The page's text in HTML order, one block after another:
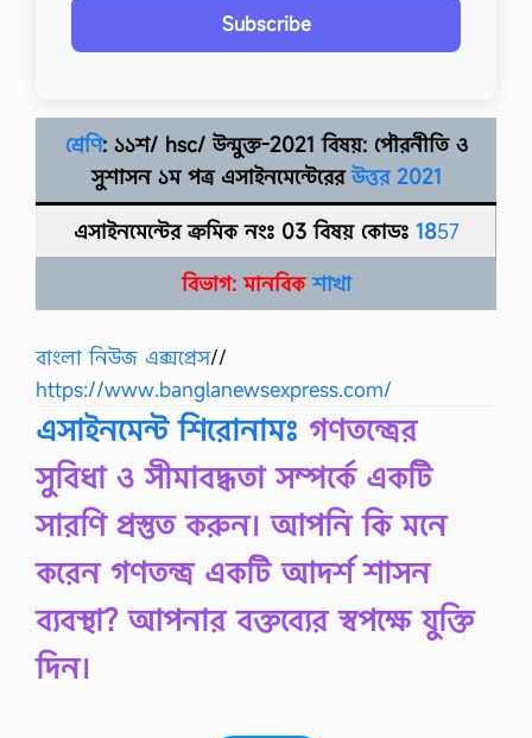
Subscribe
শ্রেণি: ১১শ/ hsc/ উন্মুক্ত-2021 বিষয়: পৌরনীতি ও
সুশাসন ১ম পত্র এসাইনমেন্টেরেরউত্তর2021
এসাইনমেন্টের ক্রমিক নংঃ 03 বিষয় কোডঃ 1857
বিভাগ:মানবিকশাখা
বাংলা নিউজ এক্সপ্রেস//
https://www.banglanewsexpress.com/
এসাইনমেন্ট শিরোনামঃ গণতন্ত্রের
সুবিধা ও সীমাবদ্ধতা সম্পর্কে একটি
সারণি প্রস্তুত করুন। আপনি কি মনে
করেন গণতন্ত্র একটি আদর্শ শাসন
ব্যবস্থা? আপনার বক্তব্যের স্বপক্ষে যুক্তি
দিন।